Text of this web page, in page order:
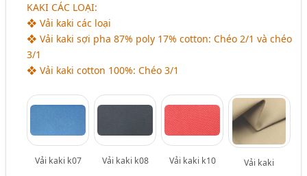
KAKI CÁC LOẠI:
❖ Vải kaki các loại
❖ Vải kaki sợi pha 87% poly 17% cotton: Chéo 2/1 và chéo
3/1
❖ Vải kaki cotton 100%: Chéo 3/1
Vải kaki k07 Vải kaki k08 Vải kaki k10 Vải kaki